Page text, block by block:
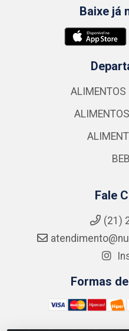
Baixe já
ALIMENTOS
Fale
(21)
Formas